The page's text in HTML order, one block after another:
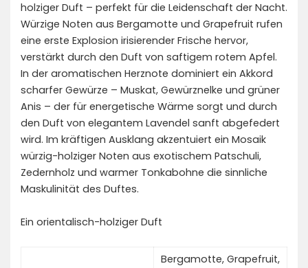
holziger Duft – perfekt für die Leidenschaft der Nacht.
Würzige Noten aus Bergamotte und Grapefruit rufen
eine erste Explosion irisierender Frische hervor,
verstärkt durch den Duft von saftigem rotem Apfel.
In der aromatischen Herznote dominiert ein Akkord
scharfer Gewürze – Muskat, Gewürznelke und grüner
Anis – der für energetische Wärme sorgt und durch
den Duft von elegantem Lavendel sanft abgefedert
wird. Im kräftigen Ausklang akzentuiert ein Mosaik
würzig-holziger Noten aus exotischem Patschuli,
Zedernholz und warmer Tonkabohne die sinnliche
Maskulinität des Duftes.
Ein orientalisch-holziger Duft
Bergamotte, Grapefruit,